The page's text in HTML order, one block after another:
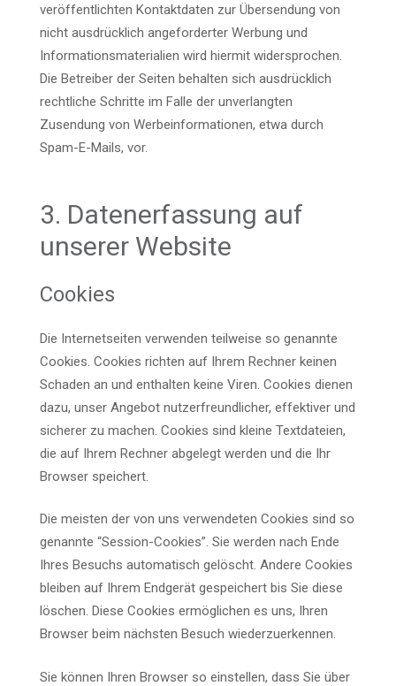
veröffentlichten Kontaktdaten zur Übersendung von
nicht ausdrücklich angeforderter Werbung und
Informationsmaterialien wird hiermit widersprochen.
Die Betreiber der Seiten behalten sich ausdrücklich
rechtliche Schritte im Falle der unverlangten
Zusendung von Werbeinformationen, etwa durch
Spam-E-Mails, vor.
3. Datenerfassung auf
unserer Website
Cookies
Die Internetseiten verwenden teilweise so genannte
Cookies. Cookies richten auf Ihrem Rechner keinen
Schaden an und enthalten keine Viren. Cookies dienen
dazu, unser Angebot nutzerfreundlicher, effektiver und
sicherer zu machen. Cookies sind kleine Textdateien,
die auf Ihrem Rechner abgelegt werden und die Ihr
Browser speichert.
Die meisten der von uns verwendeten Cookies sind so
genannte “Session-Cookies”. Sie werden nach Ende
Ihres Besuchs automatisch gelöscht. Andere Cookies
bleiben auf Ihrem Endgerät gespeichert bis Sie diese
löschen. Diese Cookies ermöglichen es uns, Ihren
Browser beim nächsten Besuch wiederzuerkennen.
Sie können Ihren Browser so einstellen, dass Sie über